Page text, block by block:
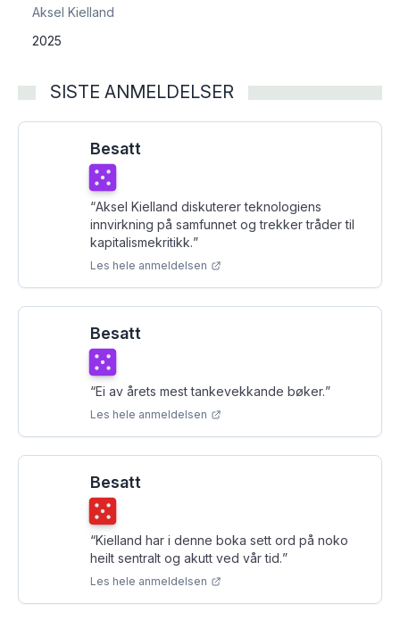
Aksel Kielland
2025
SISTE ANMELDELSER
Besatt
Terningkast
“Aksel Kielland diskuterer teknologiens
innvirkning på samfunnet og trekker tråder til
kapitalismekritikk.”
Les hele anmeldelsen
Besatt
Terningkast
“Ei av årets mest tankevekkande bøker.”
Les hele anmeldelsen
Besatt
Terningkast
“Kielland har i denne boka sett ord på noko
heilt sentralt og akutt ved vår tid.”
Les hele anmeldelsen